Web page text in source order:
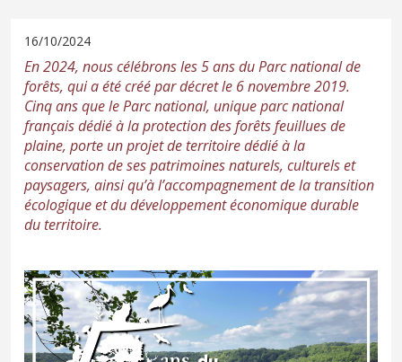
16/10/2024
En 2024, nous célébrons les 5 ans du Parc national de
forêts, qui a été créé par décret le 6 novembre 2019.
Cinq ans que le Parc national, unique parc national
français dédié à la protection des forêts feuillues de
plaine, porte un projet de territoire dédié à la
conservation de ses patrimoines naturels, culturels et
paysagers, ainsi qu’à l’accompagnement de la transition
écologique et du développement économique durable
du territoire.